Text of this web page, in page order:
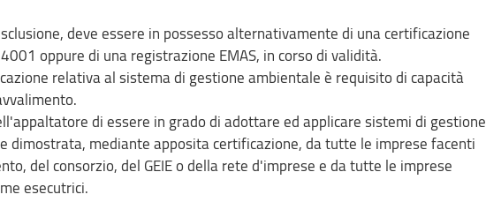
deve essere in possesso alternativamente di una certificazione
oppure di una registrazione EMAS, in corso di validità.
relativa al sistema di gestione ambientale è requisito di capacità
di essere in grado di adottare ed applicare sistemi di gestione
dimostrata, mediante apposita certificazione, da tutte le imprese facenti
del consorzio, del GEIE o della rete d'imprese e da tutte le imprese
esecutrici.